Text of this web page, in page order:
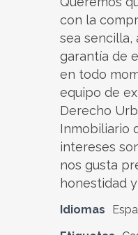
con la
sea sencilla,
garantía de
en todo
equipo de
Derecho
Inmobiliario
intereses
nos gusta
honestidad
Idiomas